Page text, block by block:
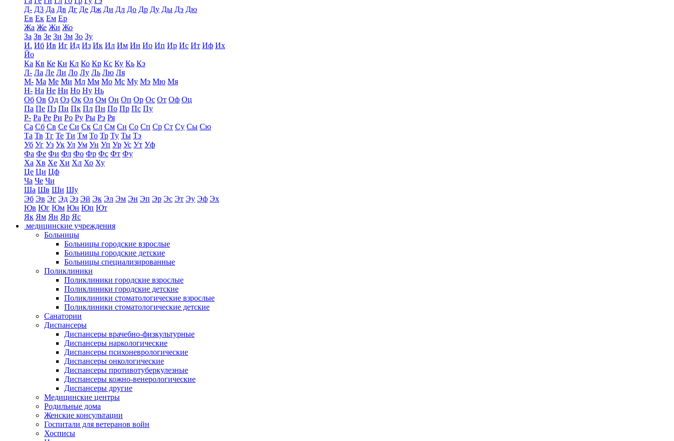
Д- Д3 Да Дв Дг Де Дж Ди Дл До Др Ду Ды Дэ Дю
Ев Ек Ем Ер
Жа Же Жи Жо
За Зв Зе Зи Зм Зо Зу
И. Иб Ив Иг Ид Из Ик Ил Им Ин Ио Ип Ир Ис Ит Иф Их
Йо
Ка Кв Ке Ки Кл Ко Кр Кс Ку Кь Кэ
Л- Ла Ле Ли Ло Лу Ль Лю Ля
М- Ма Ме Ми Мл Мм Мо Мс Му Мэ Мю Мя
Н- На Не Ни Но Ну Нь
Об Ов Од Оз Ок Ол Ом Он Оп Ор Ос От Оф Оц
Па Пе Пз Пи Пк Пл Пн По Пр Пс Пу
Р- Ра Ре Ри Ро Ру Ры Рэ Ря
Са Сб Св Се Си Ск Сл См Сн Со Сп Ср Ст Су Сы Сю
Та Тв Тг Те Ти Тм То Тр Ту Ты Тэ
Уб Уг Уз Ук Ул Ум Ун Уп Ур Ус Ут Уф
Фа Фе Фи Фл Фо Фр Фс Фт Фу
Ха Хв Хе Хи Хл Хо Ху
Це Ци Цф
Ча Че Чи
Ша Шв Ши Шу
Эб Эв Эг Эд Эз Эй Эк Эл Эм Эн Эп Эр Эс Эт Эу Эф Эх
Юв Юг Юм Юн Юп Ют
Як Ям Ян Яр Яс
медицинские учреждения
Больницы
Больницы городские взрослые
Больницы городские детские
Больницы специализированные
Поликлиники
Поликлиники городские взрослые
Поликлиники городские детские
Поликлиники стоматологические взрослые
Поликлиники стоматологические детские
Санатории
Диспансеры
Диспансеры врачебно-физкультурные
Диспансеры наркологические
Диспансеры психоневрологические
Диспансеры онкологические
Диспансеры противотуберкулезные
Диспансеры кожно-венерологические
Диспансеры другие
Медицинские центры
Родильные дома
Женские консультации
Госпитали для ветеранов войн
Хосписы